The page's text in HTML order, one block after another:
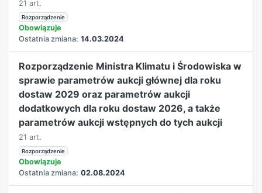
21 art.
Rozporządzenie
Obowiązuje
Ostatnia zmiana: 14.03.2024
Rozporządzenie Ministra Klimatu i Środowiska w
sprawie parametrów aukcji głównej dla roku
dostaw 2029 oraz parametrów aukcji
dodatkowych dla roku dostaw 2026, a także
parametrów aukcji wstępnych do tych aukcji
21 art.
Rozporządzenie
Obowiązuje
Ostatnia zmiana: 02.08.2024